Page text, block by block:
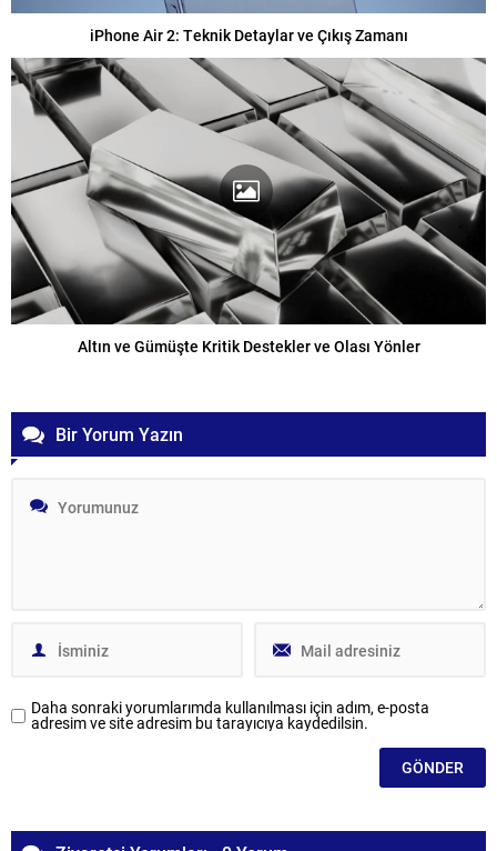
iPhone Air 2: Teknik Detaylar ve Çıkış Zamanı
Altın ve Gümüşte Kritik Destekler ve Olası Yönler
Bir Yorum Yazın
Daha sonraki yorumlarımda kullanılması için adım, e-posta
adresim ve site adresim bu tarayıcıya kaydedilsin.